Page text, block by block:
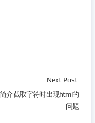
Next Post
介截取字符时出现html的
问题